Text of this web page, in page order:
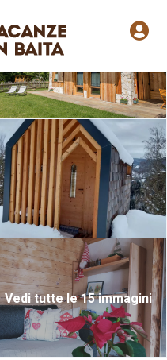
Vedi tutte le 15 immagini